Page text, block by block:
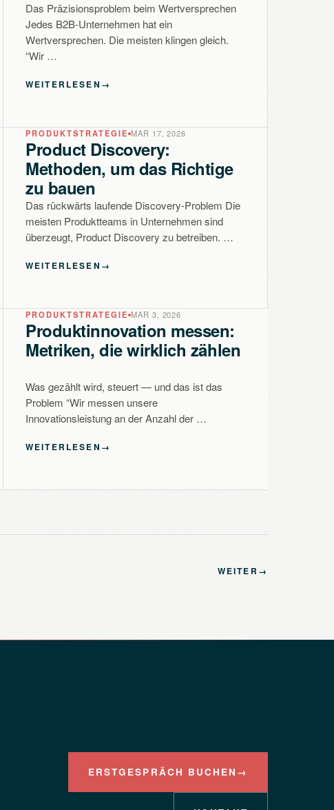
Das Präzisionsproblem beim Wertversprechen
Jedes B2B-Unternehmen hat ein
Wertversprechen. Die meisten klingen gleich.
“Wir …
WEITERLESEN →
PRODUKTSTRATEGIE MAR 17, 2026
Product Discovery:
Methoden, um das Richtige
zu bauen
Das rückwärts laufende Discovery-Problem Die
meisten Produktteams in Unternehmen sind
überzeugt, Product Discovery zu betreiben. …
WEITERLESEN →
PRODUKTSTRATEGIE MAR 3, 2026
Produktinnovation messen:
Metriken, die wirklich zählen
Was gezählt wird, steuert — und das ist das
Problem “Wir messen unsere
Innovationsleistung an der Anzahl der …
WEITERLESEN →
WEITER →
ERSTGESPRÄCH BUCHEN →